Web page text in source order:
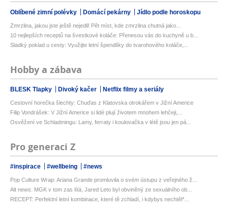
Oblíbené zimní polévky Domácí pekárny Jídlo podle horoskopu
Zmrzlina, jakou jste ještě nejedli! Pět míst, kde zmrzlina chutná jako...
10 nejlepších receptů na švestkové koláče: Přenesou vás do kuchyně u b...
Sladký poklad u cesty: Využijte letní špendlíky do tvarohového koláče,...
Hobby a zábava
BLESK Tlapky Divoký kačer Netflix filmy a seriály
Cestovní horečka šlechty: Chuďas z Klatovska otrokářem v Jižní Americe
Filip Vondrášek: V Jižní Americe si lidé plují životem mnohem lehčeji,...
Osvěžení ve Schladmingu: Lamy, ferraty i koulovačka v létě jsou jen pá...
Pro generaci Z
#inspirace #wellbeing #news
Pop Culture Wrap: Ariana Grande promluvila o svém ústupu z veřejného ž...
Alt news: MGK v tom zas lítá, Jared Leto byl obviněný ze sexuálního ob...
RECEPT: Perfektní letní kombinace, které tě zchladí, i kdybys nechtěl*...